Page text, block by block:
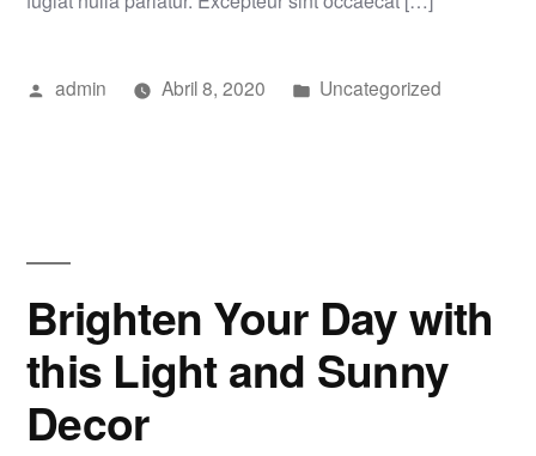
Publicado
admin Abril 8, 2020
Publicado
Uncategorized
Brighten Your Day with
this Light and Sunny
Decor